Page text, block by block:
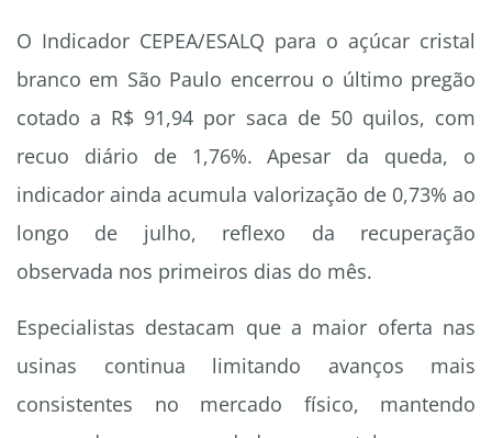
O Indicador CEPEA/ESALQ para o açúcar cristal
branco em São Paulo encerrou o último pregão
cotado a R$ 91,94 por saca de 50 quilos, com
recuo diário de 1,76%. Apesar da queda, o
indicador ainda acumula valorização de 0,73% ao
longo de julho, reflexo da recuperação
observada nos primeiros dias do mês.
Especialistas destacam que a maior oferta nas
usinas continua limitando avanços mais
consistentes no mercado físico, mantendo